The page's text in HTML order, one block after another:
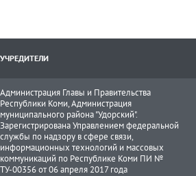
УЧРЕДИТЕЛИ
Администрация Главы и Правительства
Республики Коми, Администрация
муниципального района "Удорский".
Зарегистрирована Управлением федеральной
службы по надзору в сфере связи,
информационных технологий и массовых
коммуникаций по Республике Коми ПИ №
ТУ-00356 от 06 апреля 2017 года